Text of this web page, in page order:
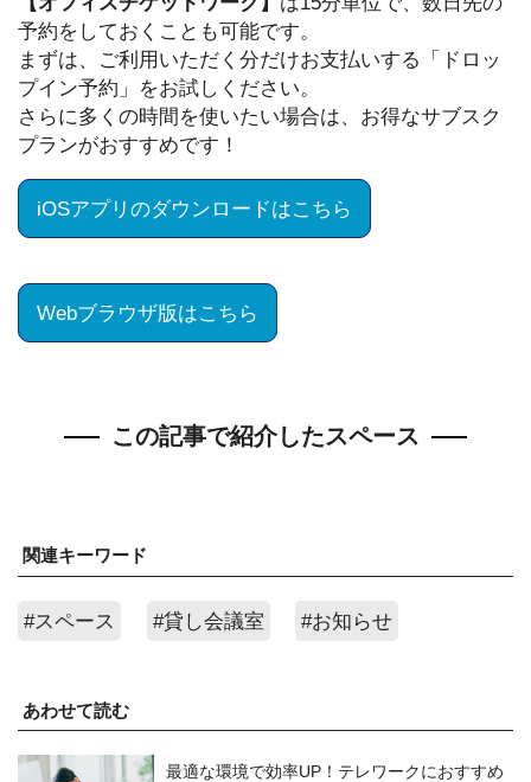
予約をしておくことも可能です。
まずは、ご利用いただく分だけお支払いする「ドロッ
プイン予約」をお試しください。
さらに多くの時間を使いたい場合は、お得なサブスク
プランがおすすめです！
iOSアプリのダウンロードはこちら
Webブラウザ版はこちら
この記事で紹介したスペース
関連キーワード
#スペース #貸し会議室 #お知らせ
あわせて読む
最適な環境で効率UP！テレワークにおすすめ